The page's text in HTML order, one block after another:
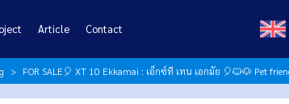
Article Contact
FOR SALE🎈 XT 10 Ekkamai : เอ็กซ์ที เทน เอกมัย 🎈🐱🐶 Pet